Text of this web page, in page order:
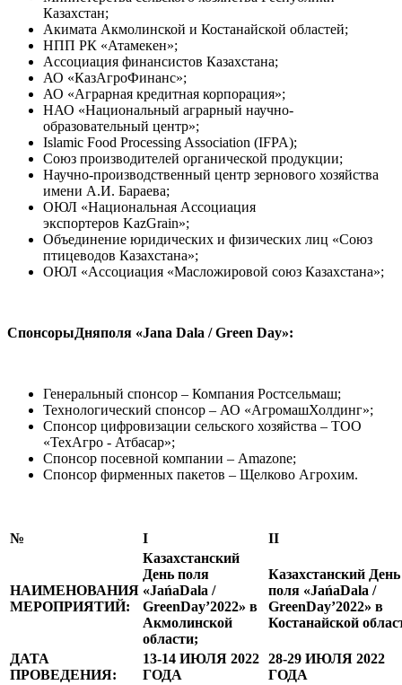
Казахстан;
Акимата Акмолинской и Костанайской областей;
НПП РК «Атамекен»;
Ассоциация финансистов Казахстана;
АО «КазАгроФинанс»;
АО «Аграрная кредитная корпорация»;
НАО «Национальный аграрный научно-
образовательный центр»;
Islamic Food Processing Association (IFPA);
Союз производителей органической продукции;
Научно-производственный центр зернового хозяйства
имени А.И. Бараева;
ОЮЛ «Национальная Ассоциация
экспортеров KazGrain»;
Объединение юридических и физических лиц «Союз
птицеводов Казахстана»;
ОЮЛ «Ассоциация «Масложировой союз Казахстана»;
СпонсорыДняполя «Jana Dala / Green Day»:
Генеральный спонсор – Компания Ростсельмаш;
Технологический спонсор – АО «АгромашХолдинг»;
Спонсор цифровизации сельского хозяйства – ТОО
«ТехАгро - Атбасар»;
Спонсор посевной компании – Amazone;
Спонсор фирменных пакетов – Щелково Агрохим.
№ I II
НАИМЕНОВАНИЯ
МЕРОПРИЯТИЙ:
Казахстанский
День поля
«JańaDala /
GreenDay’2022» в
Акмолинской
области;
Казахстанский День
поля «JańaDala /
GreenDay’2022» в
Костанайской
ДАТА
ПРОВЕДЕНИЯ:
13-14 ИЮЛЯ 2022
ГОДА
28-29 ИЮЛЯ 2022
ГОДА